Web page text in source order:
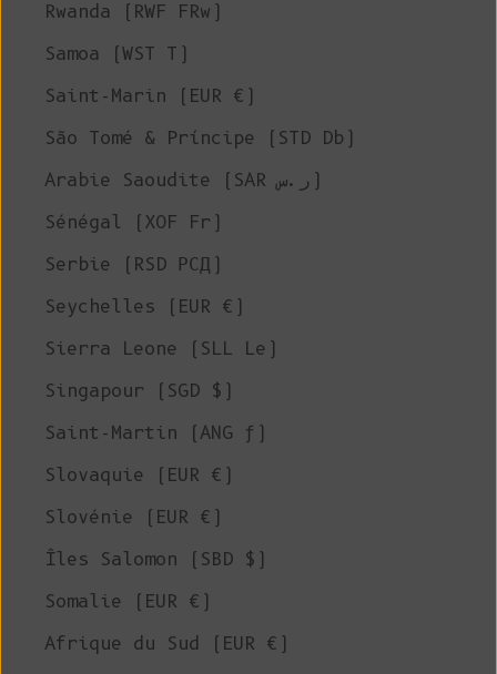
Rwanda (RWF FRw)
Samoa (WST T)
Saint-Marin (EUR €)
São Tomé & Príncipe (STD Db)
Arabie Saoudite (SAR ر.س)
Sénégal (XOF Fr)
Serbie (RSD РСД)
Seychelles (EUR €)
Sierra Leone (SLL Le)
Singapour (SGD $)
Saint-Martin (ANG ƒ)
Slovaquie (EUR €)
Slovénie (EUR €)
Îles Salomon (SBD $)
Somalie (EUR €)
Afrique du Sud (EUR €)